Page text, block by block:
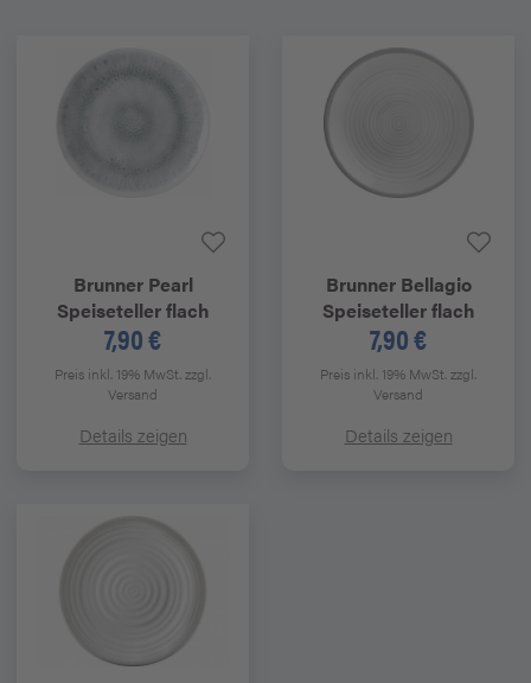
BrunnerPearl
Speiseteller flach
7,90 €
Preis inkl. 19% MwSt.zzgl.
Versand
Details zeigen
BrunnerBellagio
Speiseteller flach
7,90 €
Preis inkl. 19% MwSt.zzgl.
Versand
Details zeigen